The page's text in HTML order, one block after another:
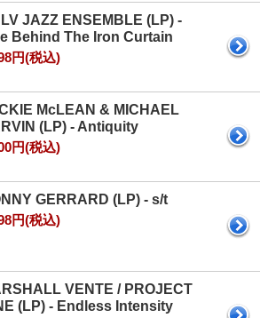
JAZZ ENSEMBLE (LP) -
Behind The Iron Curtain
円(税込)
McLEAN & MICHAEL
(LP) - Antiquity
円(税込)
GERRARD (LP) - s/t
円(税込)
VENTE / PROJECT
(LP) - Endless Intensity